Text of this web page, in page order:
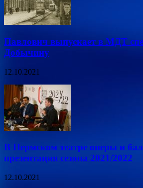
Павлович выпускает в МДТ
Добычину
12.10.2021
В Пермском театре оперы и
презентация сезона 2021/2022
12.10.2021